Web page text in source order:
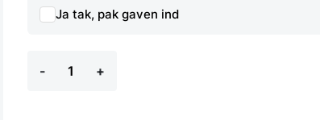
Ja tak, pak gaven ind
-
20
+